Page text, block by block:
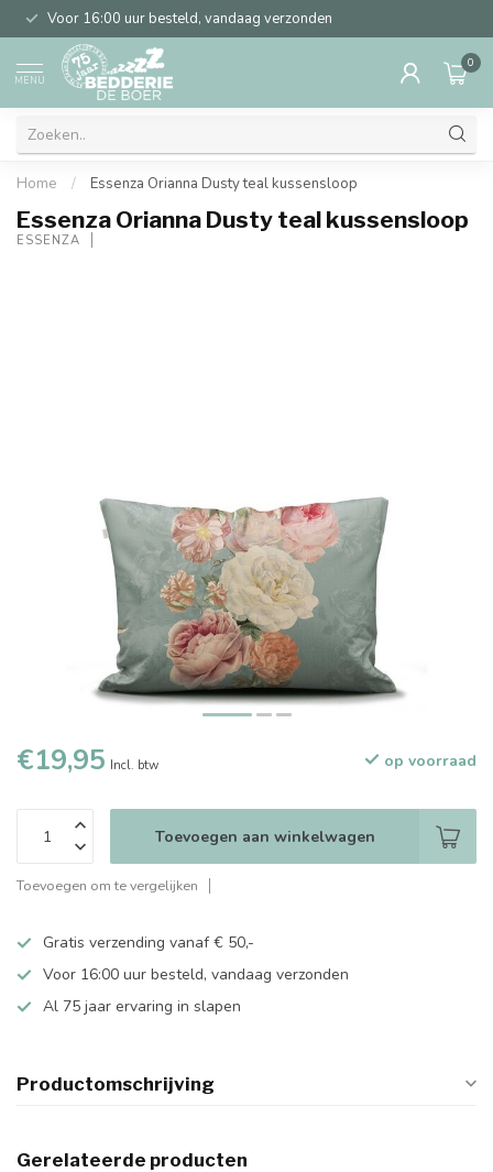
Voor 16:00 uur besteld, vandaag verzonden
MENU
0
Home / Essenza Orianna Dusty teal kussensloop
Essenza Orianna Dusty teal kussensloop
ESSENZA
€19,95 Incl. btw op voorraad
Toevoegen aan winkelwagen
Toevoegen om te vergelijken
Gratis verzending vanaf € 50,-
Voor 16:00 uur besteld, vandaag verzonden
Al 75 jaar ervaring in slapen
Productomschrijving
Gerelateerde producten